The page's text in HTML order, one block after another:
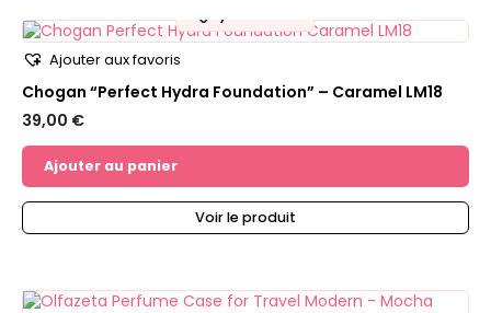
💧
Ajouter aux favoris
Chogan “Perfect Hydra Foundation” – Caramel LM18
39,00 €
Ajouter au panier
Voir le produit